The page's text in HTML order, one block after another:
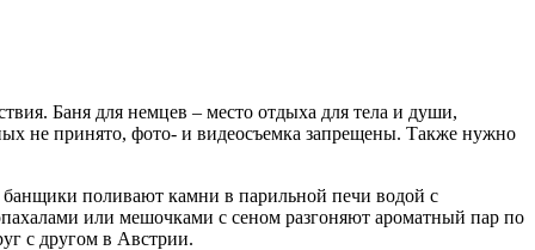
Баня для немцев – место отдыха для тела и души,
не принято, фото- и видеосъемка запрещены. Также нужно
банщики поливают камни в парильной печи водой с
или мешочками с сеном разгоняют ароматный пар по
с другом в Австрии.